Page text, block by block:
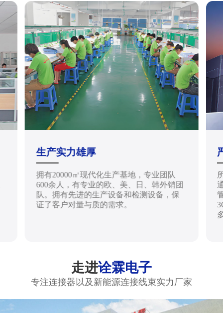
生产实力雄厚
拥有20000㎡现代化生产基地，专业团队
600余人，有专业的欧、美、日、韩外销团
队。拥有先进的生产设备和检测设备，保
证了客户对量与质的需求。
走进诠霖电子
专注连接器以及新能源连接线束实力厂家